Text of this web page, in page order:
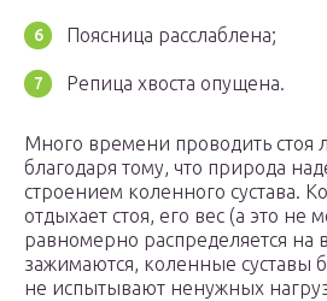
Поясница расслаблена;
Репица хвоста опущена.
Много времени проводить стоя
благодаря тому, что природа
строением коленного сустава.
отдыхает стоя, его вес (а это не
равномерно распределяется на
зажимаются, коленные суставы
не испытывают ненужных